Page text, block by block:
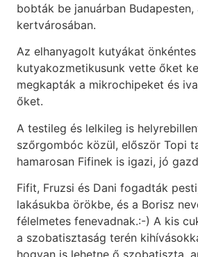
bobták be januárban Budapesten,
kertvárosában.
Az elhanyagolt kutyákat önkéntes
kutyakozmetikusunk vette őket
megkapták a mikrochipeket és
őket.
A testileg és lelkileg is
szőrgombóc közül, először Topi
hamarosan Fifinek is igazi, jó
Fifit, Fruzsi és Dani fogadták
lakásukba örökbe, és a Borisz
félelmetes fenevadnak.:-) A kis
a szobatisztaság terén